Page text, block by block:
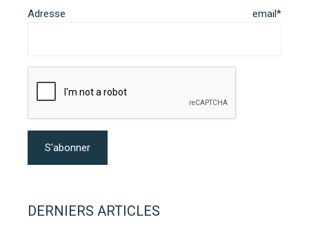
Adresse email*
DERNIERS ARTICLES